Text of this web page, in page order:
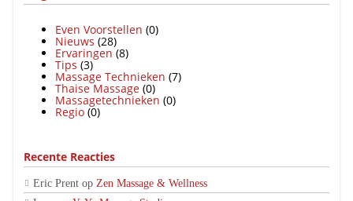
Even Voorstellen (0)
Nieuws (28)
Ervaringen (8)
Tips (3)
Massage Technieken (7)
Thaise Massage (0)
Massagetechnieken (0)
Regio (0)
Recente Reacties
Eric Prent op Zen Massage & Wellness